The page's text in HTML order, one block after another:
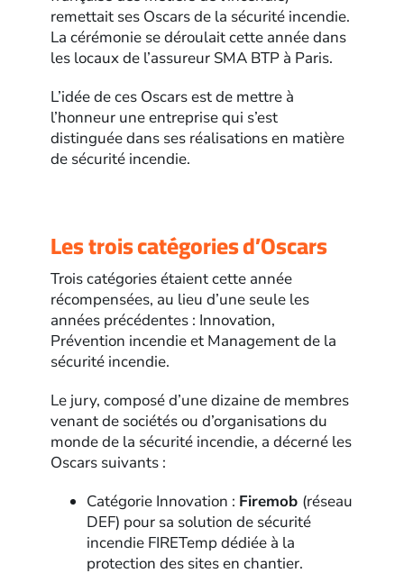
remettait ses Oscars de la sécurité incendie.
La cérémonie se déroulait cette année dans
les locaux de l’assureur SMA BTP à Paris.
L’idée de ces Oscars est de mettre à
l’honneur une entreprise qui s’est
distinguée dans ses réalisations en matière
de sécurité incendie.
Les trois catégories d’Oscars
Trois catégories étaient cette année
récompensées, au lieu d’une seule les
années précédentes : Innovation,
Prévention incendie et Management de la
sécurité incendie.
Le jury, composé d’une dizaine de membres
venant de sociétés ou d’organisations du
monde de la sécurité incendie, a décerné les
Oscars suivants :
Catégorie Innovation : Firemob (réseau
DEF) pour sa solution de sécurité
incendie FIRETemp dédiée à la
protection des sites en chantier.